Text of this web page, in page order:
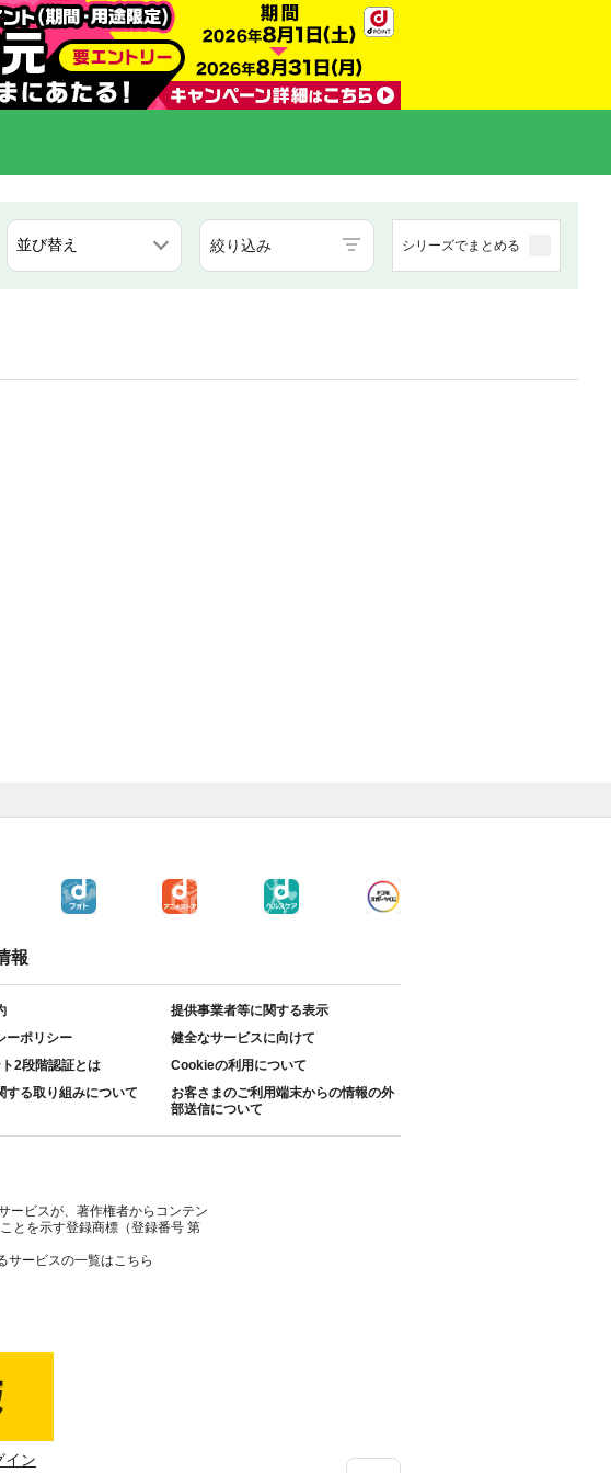
絞り込み シリーズでまとめる
報
提供事業者等に関する表示
ーポリシー
健全なサービスに向けて
2段階認証とは
Cookieの利用について
する取り組みについて
お客さまのご利用端末からの情報の外
部送信について
ービスが、著作権者からコンテン
とを示す登録商標（登録番号 第
サービスの一覧はこちら
イン